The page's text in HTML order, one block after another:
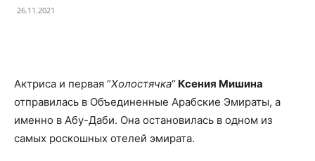
26.11.2021
Актриса и первая “Холостячка“ Ксения Мишина
отправилась в Объединенные Арабские Эмираты, а
именно в Абу-Даби. Она остановилась в одном из
самых роскошных отелей эмирата.